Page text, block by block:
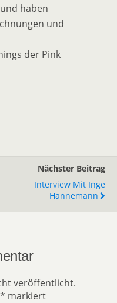
haben
und
der Pink
Nächster Beitrag
Interview Mit Inge
Hannemann
veröffentlicht.
* markiert